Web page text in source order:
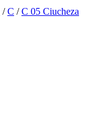
/C /C 05 Ciucheza